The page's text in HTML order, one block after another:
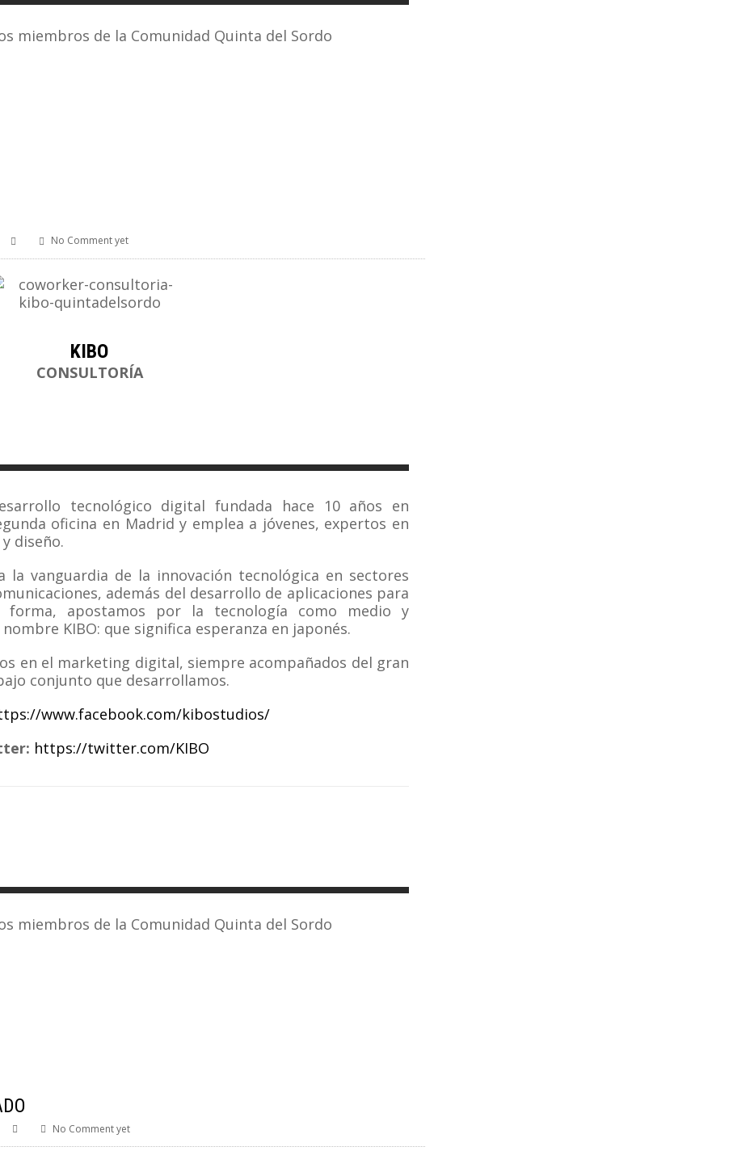
miembros de la Comunidad Quinta del Sordo
No Comment yet
KIBO
CONSULTORÍA
tecnológico digital fundada hace 10 años en
oficina en Madrid y emplea a jóvenes, expertos en
diseño.
la vanguardia de la innovación tecnológica en sectores
además del desarrollo de aplicaciones para
forma, apostamos por la tecnología como medio y
KIBO: que significa esperanza en japonés.
en el marketing digital, siempre acompañados del gran
conjunto que desarrollamos.
www.facebook.com/kibostudios/
https://twitter.com/KIBO
miembros de la Comunidad Quinta del Sordo
No Comment yet